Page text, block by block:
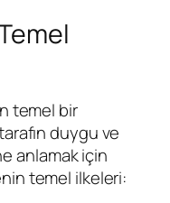
temel bir
duygu ve
anlamak için
temel ilkeleri: